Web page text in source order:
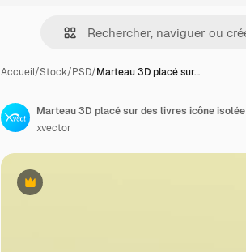
Accueil/Stock/PSD/Marteau 3D placé sur…
Premium
Marteau 3D placé sur des livres icône isolée
xvector